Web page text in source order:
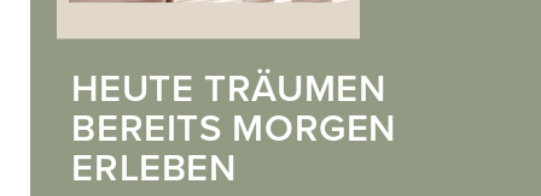
HEUTE TRÄUMEN
BEREITS MORGEN
ERLEBEN